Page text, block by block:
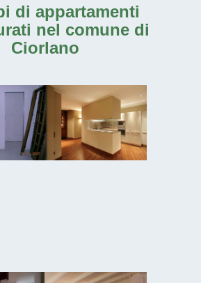
di appartamenti
nel comune di
Ciorlano